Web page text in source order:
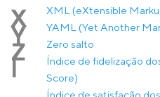
X XML (eXtensible
Y YAML (Yet Another
Z Zero salto
Í
Índice de fidelização
Score)
Índice de satisfação